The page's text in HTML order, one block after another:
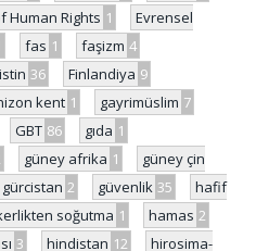
Human Rights 1
Evrensel
fas 1 faşizm 4
36 Finlandiya 9
kent 1 gayrimüslim 7
GBT 86 gıda 1
güney afrika 1
güney çin
gürcistan 2 güvenlik 35
hafif
soğutma 1 hamas 2
3 hindistan 12
hirosima-